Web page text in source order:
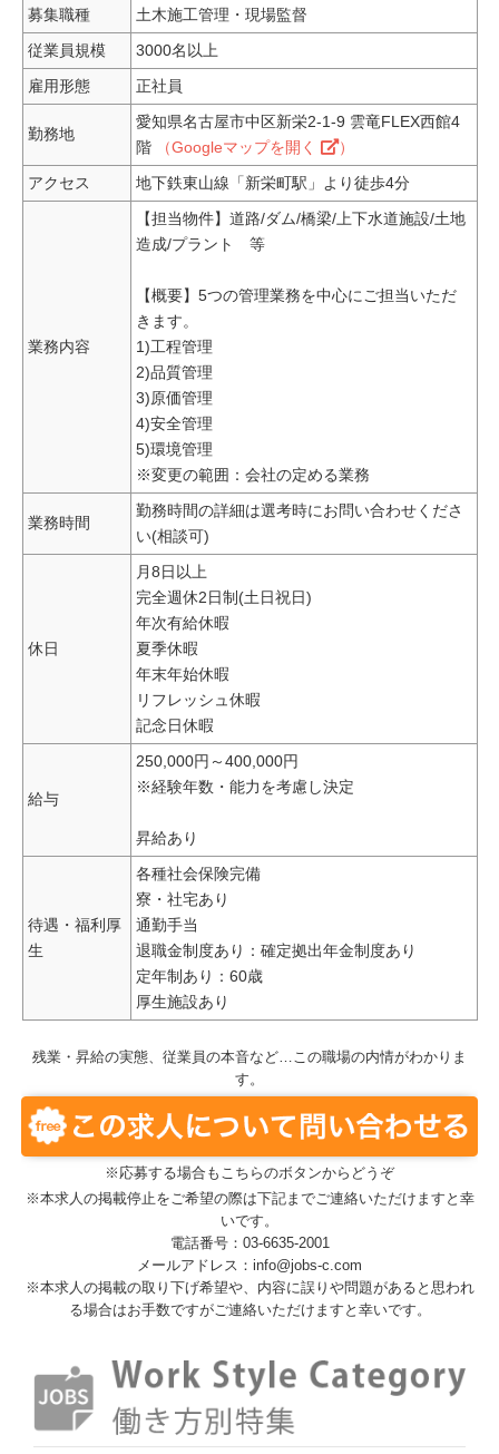
募集職種
土木施工管理・現場監督
従業員規模
3000名以上
雇用形態
正社員
勤務地
愛知県名古屋市中区新栄2-1-9 雲竜FLEX西館4
階
（Googleマップを開く
）
アクセス
地下鉄東山線「新栄町駅」より徒歩4分
業務内容
【担当物件】道路/ダム/橋梁/上下水道施設/土地
造成/プラント 等
【概要】5つの管理業務を中心にご担当いただ
きます。
1)工程管理
2)品質管理
3)原価管理
4)安全管理
5)環境管理
※変更の範囲：会社の定める業務
業務時間
勤務時間の詳細は選考時にお問い合わせくださ
い(相談可)
休日
月8日以上
完全週休2日制(土日祝日)
年次有給休暇
夏季休暇
年末年始休暇
リフレッシュ休暇
記念日休暇
給与
250,000円～400,000円
※経験年数・能力を考慮し決定
昇給あり
待遇・福利厚
生
各種社会保険完備
寮・社宅あり
通勤手当
退職金制度あり：確定拠出年金制度あり
定年制あり：60歳
厚生施設あり
残業・昇給の実態、従業員の本音など…この職場の内情がわかりま
す。
※応募する場合もこちらのボタンからどうぞ
※本求人の掲載停止をご希望の際は下記までご連絡いただけますと幸
いです。
電話番号：03-6635-2001
メールアドレス：info@jobs-c.com
※本求人の掲載の取り下げ希望や、内容に誤りや問題があると思われ
る場合はお手数ですがご連絡いただけますと幸いです。